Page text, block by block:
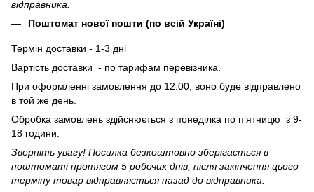
відправника.
Поштомат нової пошти (по всій Україні)
Термін доставки - 1-3 дні
Вартість доставки - по тарифам перевізника.
При оформленні замовлення до 12:00, воно буде відправлено
в той же день.
Обробка замовлень здійснюється з понеділка по п’ятницю з 9-
18 години.
Зверніть увагу! Посилка безкоштовно зберігається в
поштоматі протягом 5 робочих днів, після закінчення цього
терміну товар відправляється назад до відправника.